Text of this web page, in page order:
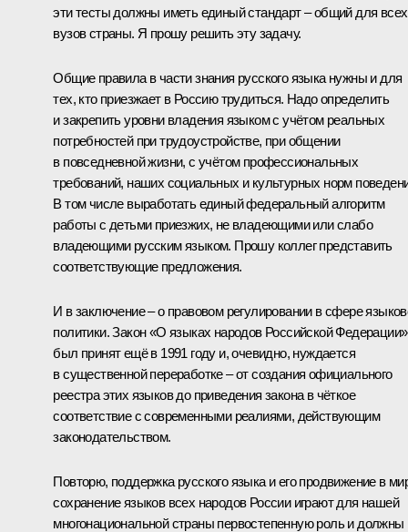
эти тесты должны иметь единый стандарт – общий для всех
вузов страны. Я прошу решить эту задачу.
Общие правила в части знания русского языка нужны и для
тех, кто приезжает в Россию трудиться. Надо определить
и закрепить уровни владения языком с учётом реальных
потребностей при трудоустройстве, при общении
в повседневной жизни, с учётом профессиональных
требований, наших социальных и культурных норм
В том числе выработать единый федеральный алгоритм
работы с детьми приезжих, не владеющими или слабо
владеющими русским языком. Прошу коллег представить
соответствующие предложения.
И в заключение – о правовом регулировании в сфере
политики. Закон «О языках народов Российской Федерации»
был принят ещё в 1991 году и, очевидно, нуждается
в существенной переработке – от создания официального
реестра этих языков до приведения закона в чёткое
соответствие с современными реалиями, действующим
законодательством.
Повторю, поддержка русского языка и его продвижение в
сохранение языков всех народов России играют для нашей
многонациональной страны первостепенную роль и должны